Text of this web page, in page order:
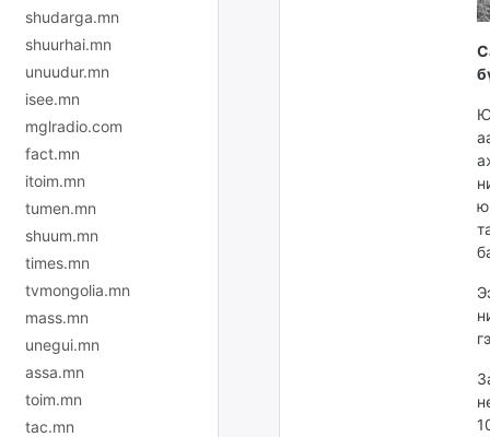
shudarga.mn
shuurhai.mn
unuudur.mn
isee.mn
mglradio.com
fact.mn
itoim.mn
tumen.mn
shuum.mn
times.mn
tvmongolia.mn
mass.mn
unegui.mn
assa.mn
toim.mn
tac.mn